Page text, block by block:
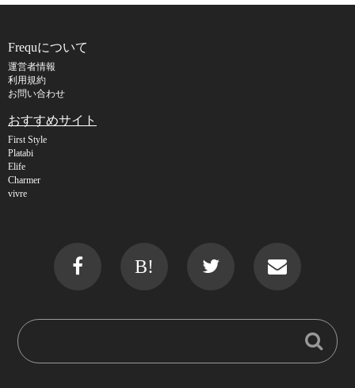
Frequについて
運営者情報
利用規約
お問い合わせ
おすすめサイト
First Style
Platabi
Elife
Charmer
vivre
B!